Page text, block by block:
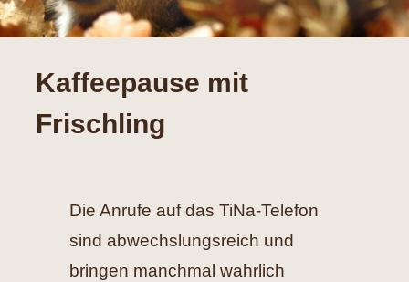
Hilfe
Spenden
Kaffeepause mit
Frischling
Die Anrufe auf das TiNa-Telefon
sind abwechslungsreich und
bringen manchmal wahrlich